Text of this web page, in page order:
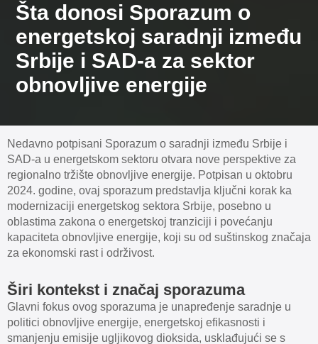
Šta donosi Sporazum o
energetskoj saradnji između
Srbije i SAD-a za sektor
obnovljive energije
Nedavno potpisani Sporazum o saradnji između Srbije i
SAD-a u energetskom sektoru otvara nove perspektive za
regionalno tržište obnovljive energije. Potpisan u oktobru
2024. godine, ovaj sporazum predstavlja ključni korak ka
modernizaciji energetskog sektora Srbije, posebno u
oblastima zakona o energetskoj tranziciji i povećanju
kapaciteta obnovljive energije, koji su od suštinskog značaja
za ekonomski rast i održivost.
Širi kontekst i značaj sporazuma
Glavni fokus ovog sporazuma je unapređenje saradnje u
politici obnovljive energije, energetskoj efikasnosti i
smanjenju emisije ugljikovog dioksida, usklađujući se s